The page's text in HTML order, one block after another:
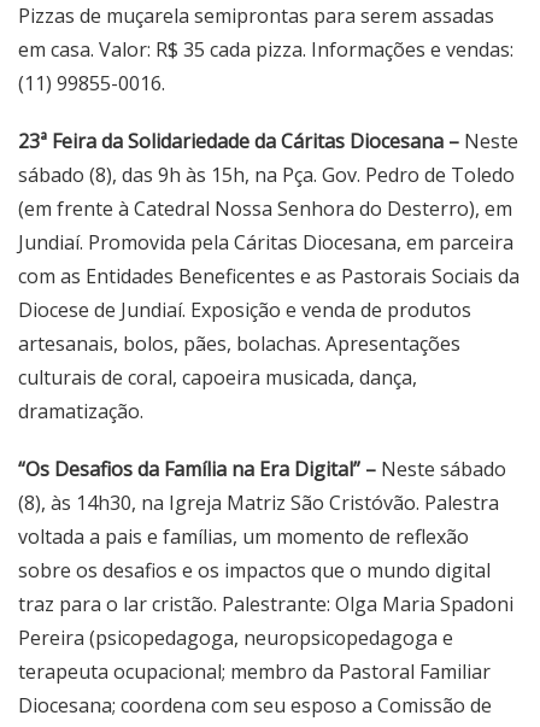
Pizzas de muçarela semiprontas para serem assadas
em casa. Valor: R$ 35 cada pizza. Informações e vendas:
(11) 99855-0016.
23ª Feira da Solidariedade da Cáritas Diocesana – Neste
sábado (8), das 9h às 15h, na Pça. Gov. Pedro de Toledo
(em frente à Catedral Nossa Senhora do Desterro), em
Jundiaí. Promovida pela Cáritas Diocesana, em parceira
com as Entidades Beneficentes e as Pastorais Sociais da
Diocese de Jundiaí. Exposição e venda de produtos
artesanais, bolos, pães, bolachas. Apresentações
culturais de coral, capoeira musicada, dança,
dramatização.
“Os Desafios da Família na Era Digital” – Neste sábado
(8), às 14h30, na Igreja Matriz São Cristóvão. Palestra
voltada a pais e famílias, um momento de reflexão
sobre os desafios e os impactos que o mundo digital
traz para o lar cristão. Palestrante: Olga Maria Spadoni
Pereira (psicopedagoga, neuropsicopedagoga e
terapeuta ocupacional; membro da Pastoral Familiar
Diocesana; coordena com seu esposo a Comissão de